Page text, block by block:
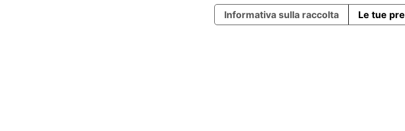
Informativa sulla raccolta Le tue